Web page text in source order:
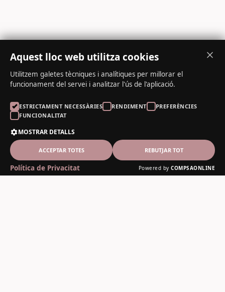
Aquest lloc web utilitza cookies
Utilitzem galetes tècniques i analítiques per millorar el
funcionament del servei i analitzar l'ús de l'aplicació.
ESTRICTAMENT NECESSÀRIES RENDIMENT
PREFERÈNCIES
FUNCIONALITAT
MOSTRAR DETALLS
ACCEPTAR TOTES REBUTJAR TOT
Política de Privacitat Powered by COMPSAONLINE